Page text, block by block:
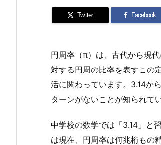
Twitter Facebook
円周率（π）は、古代から現
対する円周の比率を表すこの
活に関わっています。3.14か
ターンがないことが知られてい
中学校の数学では「3.14」と
は現在、円周率は何兆桁もの